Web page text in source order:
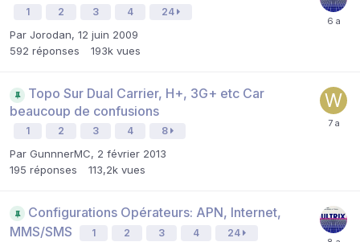
1 2 3 4 24
Par Jorodan, 12 juin 2009
592 réponses 193k vues
Topo Sur Dual Carrier, H+, 3G+ etc Car
beaucoup de confusions
1 2 3 4 8
Par GunnnerMC, 2 février 2013
195 réponses 113,2k vues
Configurations Opérateurs: APN, Internet,
MMS/SMS
1 2 3 4 24